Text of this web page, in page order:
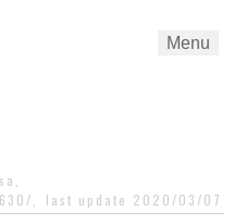
Menu
last update 2020/03/07